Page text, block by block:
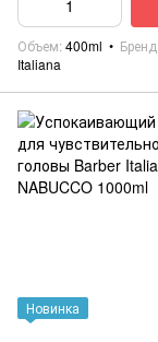
Объем 400ml Бренд
Italiana
Новинка